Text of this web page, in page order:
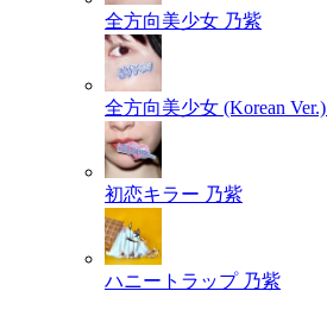
全方向美少女 乃紫
全方向美少女 (Korean Ver.)
初恋キラー 乃紫
ハニートラップ 乃紫